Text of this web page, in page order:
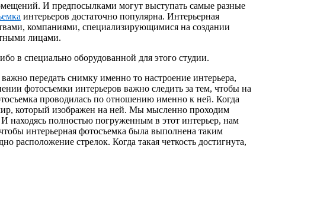
И предпосылками могут выступать самые разные
интерьеров достаточно популярна. Интерьерная
компаниями, специализирующимися на создании
лицами.
в специально оборудованной для этого студии.
передать снимку именно то настроение интерьера,
фотосъемки интерьеров важно следить за тем, чтобы на
проводилась по отношению именно к ней. Когда
который изображен на ней. Мы мысленно проходим
находясь полностью погруженным в этот интерьер, нам
интерьерная фотосъемка была выполнена таким
расположение стрелок. Когда такая четкость достигнута,